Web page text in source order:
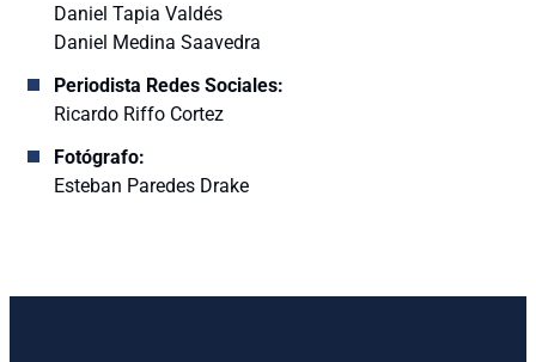
Daniel Tapia Valdés
Daniel Medina Saavedra
Periodista Redes Sociales:
Ricardo Riffo Cortez
Fotógrafo:
Esteban Paredes Drake